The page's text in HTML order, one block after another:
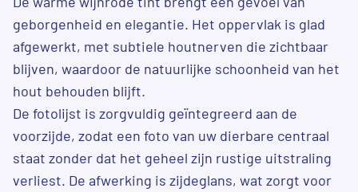
geborgenheid en elegantie. Het oppervlak is glad
afgewerkt, met subtiele houtnerven die zichtbaar
blijven, waardoor de natuurlijke schoonheid van het
hout behouden blijft.
De fotolijst is zorgvuldig geïntegreerd aan de
voorzijde, zodat een foto van uw dierbare centraal
staat zonder dat het geheel zijn rustige uitstraling
verliest. De afwerking is zijdeglans, wat zorgt voor